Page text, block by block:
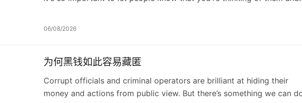
06/08/2026
为何黑钱如此容易藏匿
Corrupt officials and criminal operators are brilliant at hiding their
money and actions from public view. But there’s something we can